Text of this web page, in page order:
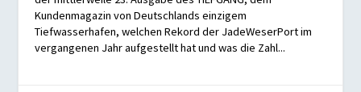
Kundenmagazin von Deutschlands einzigem
Tiefwasserhafen, welchen Rekord der JadeWeserPort im
vergangenen Jahr aufgestellt hat und was die Zahl...